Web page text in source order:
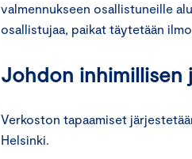
valmennukseen osallistuneille
osallistujaa, paikat täytetään
Johdon inhimillisen
Verkoston tapaamiset
Helsinki.